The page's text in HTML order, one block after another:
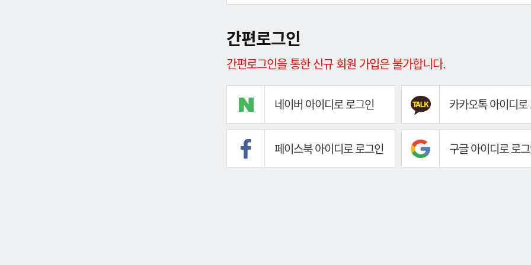
간편로그인
간편로그인을 통한 신규 회원 가입은 불가합니다.
네이버 아이디로 로그인 카카오톡 아이디로
페이스북 아이디로 로그인 구글 아이디로 로